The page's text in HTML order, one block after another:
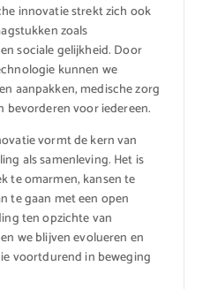
innovatie strekt zich ook
zoals
sociale gelijkheid. Door
kunnen we
aanpakken, medische zorg
bevorderen voor iedereen.
vormt de kern van
als samenleving. Het is
te omarmen, kansen te
te gaan met een open
ten opzichte van
we blijven evolueren en
voortdurend in beweging